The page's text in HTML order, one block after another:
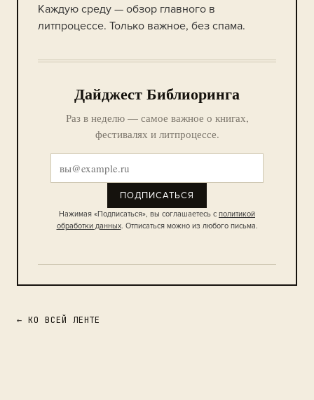
Каждую среду — обзор главного в
литпроцессе. Только важное, без спама.
Дайджест Библиоринга
Раз в неделю — самое важное о книгах,
фестивалях и литпроцессе.
ПОДПИСАТЬСЯ
Нажимая «Подписаться», вы соглашаетесь с политикой
обработки данных. Отписаться можно из любого письма.
← КО ВСЕЙ ЛЕНТЕ